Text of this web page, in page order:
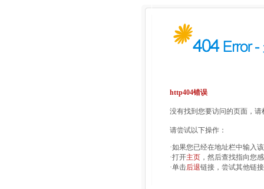
http404错误
没有找到您要访问的页面，
请尝试以下操作：
·如果您已经在地址栏中输入
·打开主页 ，然后查找指向您
·单击后退链接，尝试其他链